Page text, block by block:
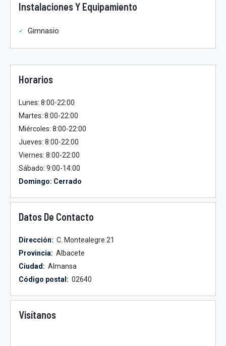
Instalaciones Y Equipamiento
Gimnasio
Horarios
Lunes: 8:00-22:00
Martes: 8:00-22:00
Miércoles: 8:00-22:00
Jueves: 8:00-22:00
Viernes: 8:00-22:00
Sábado: 9:00-14:00
Domingo: Cerrado
Datos De Contacto
Dirección: C. Montealegre 21
Provincia: Albacete
Ciudad: Almansa
Código postal: 02640
Visítanos